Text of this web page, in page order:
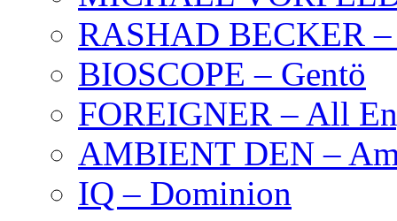
RASHAD BECKER
BIOSCOPE – Gentö
FOREIGNER – All
AMBIENT DEN –
IQ – Dominion